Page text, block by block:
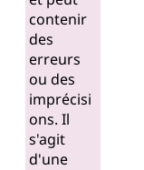
contenir
des
erreurs
ou des
imprécisi
ons. Il
s'agit
d'une